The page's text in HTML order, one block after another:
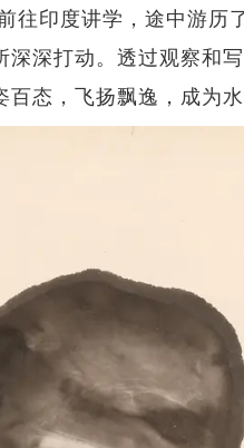
往印度讲学，途中游历
深深打动。透过观察和
态，飞扬飘逸，成为水